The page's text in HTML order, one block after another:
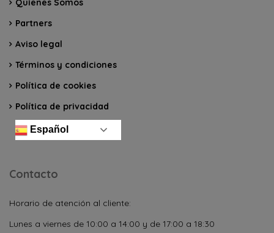
Quienes Somos
Partners
Aviso legal
Términos y condiciones
Política de cookies
Política de privacidad
Español
Contacto
Horario de atención al cliente:
Lunes a viernes de 10:00 a 14:00 y de 17:00 a 18:30